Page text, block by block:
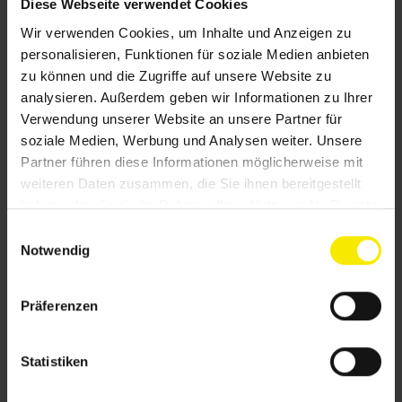
Diese Webseite verwendet Cookies
Wir verwenden Cookies, um Inhalte und Anzeigen zu
personalisieren, Funktionen für soziale Medien anbieten
zu können und die Zugriffe auf unsere Website zu
analysieren. Außerdem geben wir Informationen zu Ihrer
Verwendung unserer Website an unsere Partner für
soziale Medien, Werbung und Analysen weiter. Unsere
Partner führen diese Informationen möglicherweise mit
weiteren Daten zusammen, die Sie ihnen bereitgestellt
haben oder die sie im Rahmen Ihrer Nutzung der Dienste
Notwendig
Präferenzen
Statistiken
Schauen Sie sich doch unsere vielfältigen
Lösungen für den Garten an – sicher ist auch das
Passende für Sie dabei.
Sonnenschutz-Produkte im Überblick
Wetterschutz auf der Terrasse